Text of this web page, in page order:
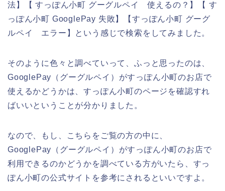
法】【 すっぽん小町 グーグルペイ 使えるの？】【 す
っぽん小町 GooglePay 失敗】【すっぽん小町 グーグ
ルペイ エラー】という感じで検索をしてみました。
そのように色々と調べていって、ふっと思ったのは、
GooglePay（グーグルペイ）がすっぽん小町のお店で
使えるかどうかは、すっぽん小町のページを確認すれ
ばいいということが分かりました。
なので、もし、こちらをご覧の方の中に、
GooglePay（グーグルペイ）がすっぽん小町のお店で
利用できるのかどうかを調べている方がいたら、すっ
ぽん小町の公式サイトを参考にされるといいですよ。